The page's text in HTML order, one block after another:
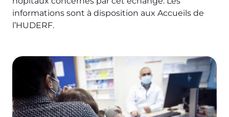
informations sont à disposition aux Accueils de
l’HUDERF.